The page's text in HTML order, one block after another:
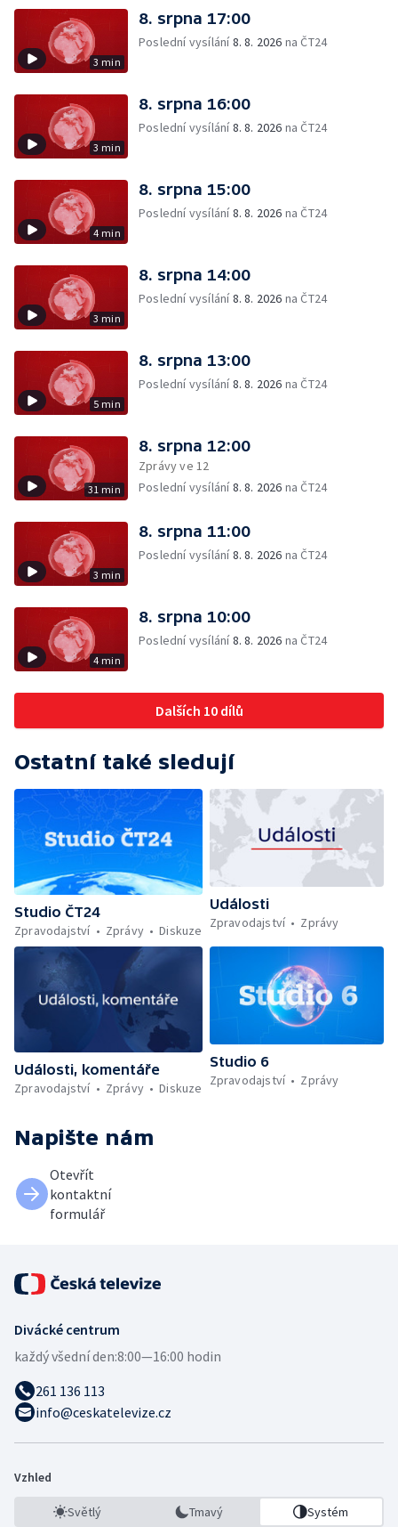
3 min
8. srpna 17:00
Poslední vysílání8. 8. 2026 na ČT24
3 min
8. srpna 16:00
Poslední vysílání8. 8. 2026 na ČT24
4 min
8. srpna 15:00
Poslední vysílání8. 8. 2026 na ČT24
3 min
8. srpna 14:00
Poslední vysílání8. 8. 2026 na ČT24
5 min
8. srpna 13:00
Poslední vysílání8. 8. 2026 na ČT24
31 min
8. srpna 12:00
Zprávy ve 12
Poslední vysílání8. 8. 2026 na ČT24
3 min
8. srpna 11:00
Poslední vysílání8. 8. 2026 na ČT24
4 min
8. srpna 10:00
Poslední vysílání8. 8. 2026 na ČT24
Dalších 10 dílů
Ostatní také sledují
Studio ČT24
Zpravodajství
Zprávy Diskuze
Události
Zpravodajství
Zprávy
Události, komentáře
Zpravodajství
Zprávy Diskuze
Studio 6
Zpravodajství
Zprávy
Napište nám
Otevřít
kontaktní
formulář
Divácké centrum
každý všední den:8:00—16:00 hodin
261 136 113
info@ceskatelevize.cz
Vzhled
Světlý Tmavý Systém